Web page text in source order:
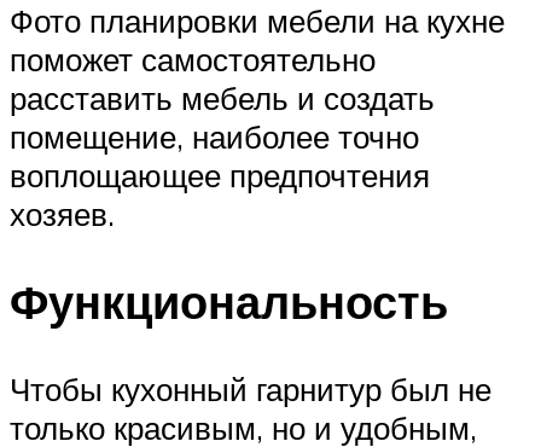
Фото планировки мебели на кухне
поможет самостоятельно
расставить мебель и создать
помещение, наиболее точно
воплощающее предпочтения
хозяев.
Функциональность
Чтобы кухонный гарнитур был не
только красивым, но и удобным,